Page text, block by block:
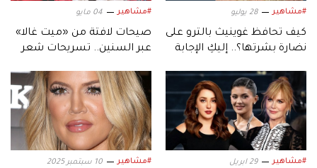
#مشاهير 28 يوليو
كيف تحافظ غوينيث بالترو على
نضارة بشرتها؟.. إليكِ الإجابة
#مشاهير 04 مايو
صيحات لافتة من «ميت غالا»
عبر السنين.. تسريحات شعر
#مشاهير 29 ابريل #مشاهير 10 سبتمبر 2025